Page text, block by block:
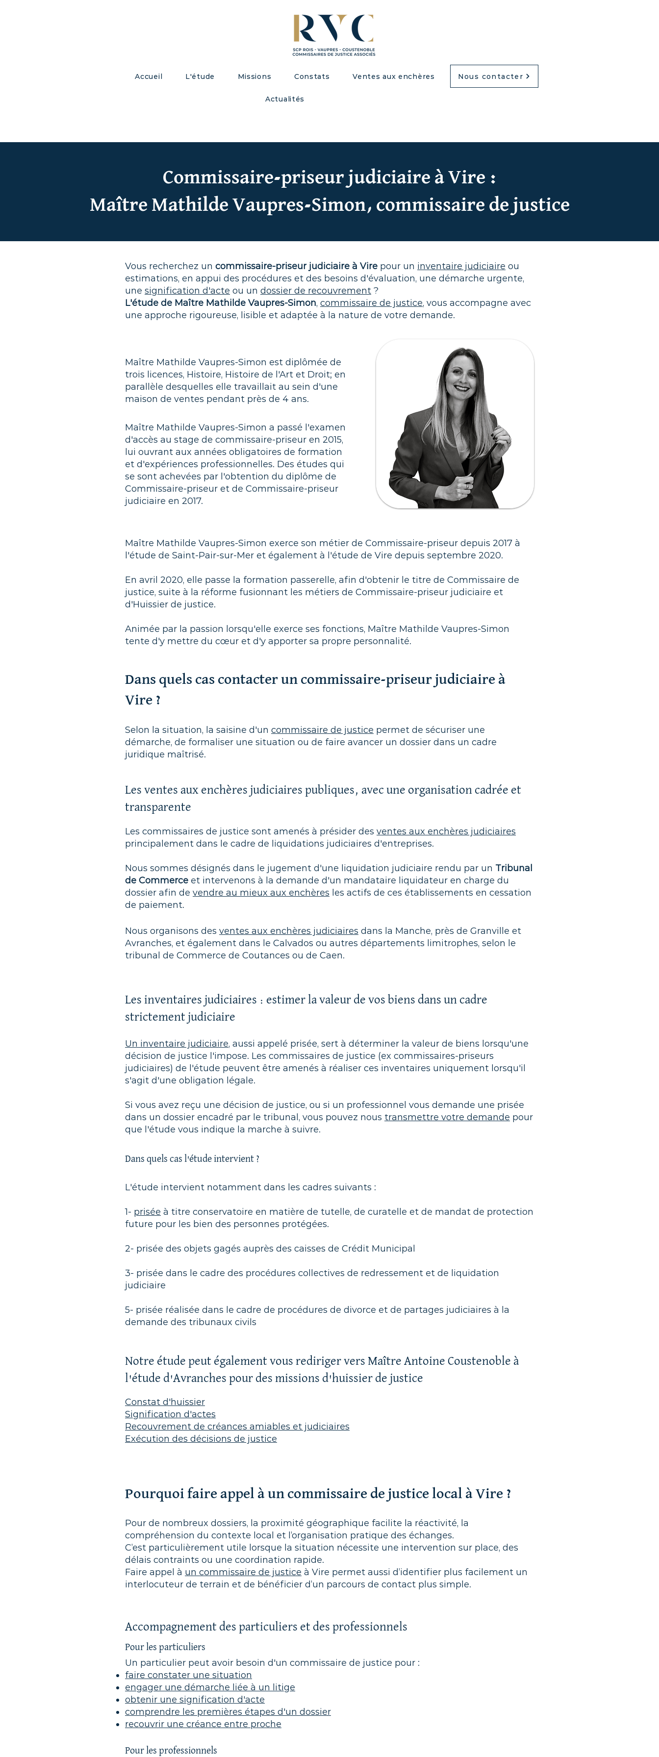
Accueil L'étude Missions Constats Ventes aux enchères
Actualités
Nous contacter
Commissaire-priseur judiciaire à Vire :
Maître Mathilde Vaupres-Simon, commissaire de justice
Vous recherchez un commissaire-priseur judiciaire à Vire pour un inventaire judiciaire ou
estimations, en appui des procédures et des besoins d'évaluation, une démarche urgente,
une signification d'acte ou un dossier de recouvrement ?
L'étude de Maître Mathilde Vaupres-Simon, commissaire de justice, vous accompagne avec
une approche rigoureuse, lisible et adaptée à la nature de votre demande.
Maître Mathilde Vaupres-Simon est diplômée de
trois licences, Histoire, Histoire de l'Art et Droit; en
parallèle desquelles elle travaillait au sein d'une
maison de ventes pendant près de 4 ans.
Maître Mathilde Vaupres-Simon a passé l'examen
d'accès au stage de commissaire-priseur en 2015,
lui ouvrant aux années obligatoires de formation
et d'expériences professionnelles. Des études qui
se sont achevées par l'obtention du diplôme de
Commissaire-priseur et de Commissaire-priseur
judiciaire en 2017.
Maître Mathilde Vaupres-Simon exerce son métier de Commissaire-priseur depuis 2017 à
l'étude de Saint-Pair-sur-Mer et également à l'étude de Vire depuis septembre 2020.
En avril 2020, elle passe la formation passerelle, afin d'obtenir le titre de Commissaire de
justice, suite à la réforme fusionnant les métiers de Commissaire-priseur judiciaire et
d'Huissier de justice.
Animée par la passion lorsqu'elle exerce ses fonctions, Maître Mathilde Vaupres-Simon
tente d'y mettre du cœur et d'y apporter sa propre personnalité.
Dans quels cas contacter un commissaire-priseur judiciaire à
Vire ?
Selon la situation, la saisine d'un commissaire de justice permet de sécuriser une
démarche, de formaliser une situation ou de faire avancer un dossier dans un cadre
juridique maîtrisé.
Les ventes aux enchères judiciaires publiques, avec une organisation cadrée et
transparente
Les commissaires de justice sont amenés à présider des ventes aux enchères judiciaires
principalement dans le cadre de liquidations judiciaires d'entreprises.
Nous sommes désignés dans le jugement d'une liquidation judiciaire rendu par un Tribunal
de Commerce et intervenons à la demande d'un mandataire liquidateur en charge du
dossier afin de vendre au mieux aux enchères les actifs de ces établissements en cessation
de paiement.
Nous organisons des ventes aux enchères judiciaires dans la Manche, près de Granville et
Avranches, et également dans le Calvados ou autres départements limitrophes, selon le
tribunal de Commerce de Coutances ou de Caen.
Les inventaires judiciaires : estimer la valeur de vos biens dans un cadre
strictement judiciaire
Un inventaire judiciaire, aussi appelé prisée, sert à déterminer la valeur de biens lorsqu'une
décision de justice l'impose. Les commissaires de justice (ex commissaires-priseurs
judiciaires) de l'étude peuvent être amenés à réaliser ces inventaires uniquement lorsqu'il
s'agit d'une obligation légale.
Si vous avez reçu une décision de justice, ou si un professionnel vous demande une prisée
dans un dossier encadré par le tribunal, vous pouvez nous transmettre votre demande pour
que l'étude vous indique la marche à suivre.​
Dans quels cas l'étude intervient ?
L'étude intervient notamment dans les cadres suivants :
1- prisée à titre conservatoire en matière de tutelle, de curatelle et de mandat de protection
future pour les bien des personnes protégées.
2- prisée des objets gagés auprès des caisses de Crédit Municipal
3- prisée dans le cadre des procédures collectives de redressement et de liquidation
judiciaire
5- prisée réalisée dans le cadre de procédures de divorce et de partages judiciaires à la
demande des tribunaux civils
Notre étude peut également vous rediriger vers Maître Antoine Coustenoble à
l'étude d'Avranches pour des missions d'huissier de justice
Constat d'huissier
Signification d'actes
Recouvrement de créances amiables et judiciaires
Exécution des décisions de justice
Pourquoi faire appel à un commissaire de justice local à Vire ?
Pour de nombreux dossiers, la proximité géographique facilite la réactivité, la
compréhension du contexte local et l’organisation pratique des échanges.
C’est particulièrement utile lorsque la situation nécessite une intervention sur place, des
délais contraints ou une coordination rapide.
Faire appel à un commissaire de justice à Vire permet aussi d’identifier plus facilement un
interlocuteur de terrain et de bénéficier d’un parcours de contact plus simple.
Accompagnement des particuliers et des professionnels
Pour les particuliers
Un particulier peut avoir besoin d'un commissaire de justice pour :
faire constater une situation
engager une démarche liée à un litige
obtenir une signification d'acte
comprendre les premières étapes d'un dossier
recouvrir une créance entre proche
Pour les professionnels